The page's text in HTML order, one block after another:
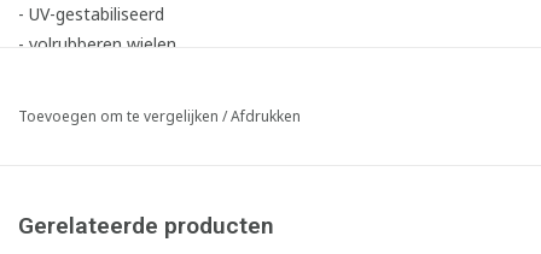
- UV-gestabiliseerd
- volrubberen wielen
- voldoet aan EN 840-1
Toevoegen om te vergelijken /Afdrukken
Gerelateerde producten